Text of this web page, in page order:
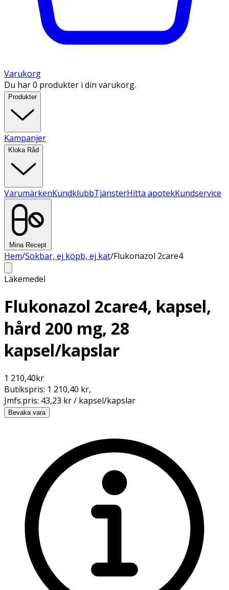
Varukorg
Du har 0 produkter i din varukorg.
Produkter
Kampanjer
Kloka Råd
VarumärkenKundklubbTjänsterHitta apotekKundservice
Mina Recept
Hem/Sökbar, ej köpb, ej kat/Flukonazol 2care4
Läkemedel
Flukonazol 2care4, kapsel,
hård 200 mg, 28
kapsel/kapslar
1 210,40kr
Butikspris: 1 210,40 kr,
Jmfs.pris: 43,23 kr / kapsel/kapslar
Bevaka vara